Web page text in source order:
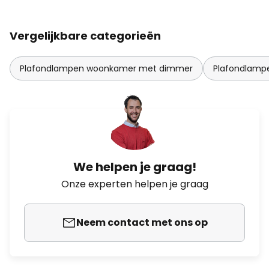
Vergelijkbare categorieën
Plafondlampen woonkamer met dimmer
We helpen je graag!
Onze experten helpen je graag
Neem contact met ons op